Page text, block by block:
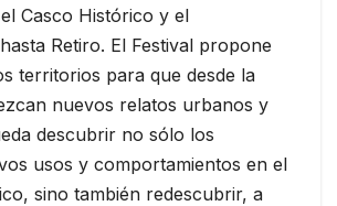
Casco Histórico y el
Retiro. El Festival propone
territorios para que desde la
nuevos relatos urbanos y
descubrir no sólo los
usos y comportamientos en el
sino también redescubrir, a